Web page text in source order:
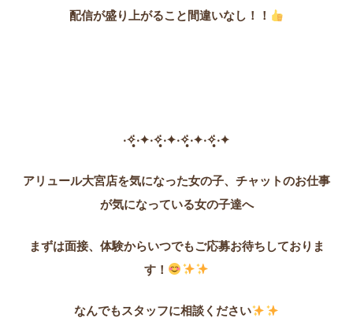
配信が盛り上がること間違いなし！！
‧✧̣̥̇‧✦‧✧̣̥̇‧✦‧✧̣̥̇‧✦‧✧̣̥̇‧✦
アリュール大宮店を気になった女の子、チャットのお仕事
が気になっている女の子達へ
まずは面接、体験からいつでもご応募お待ちしておりま
す！
なんでもスタッフに相談ください